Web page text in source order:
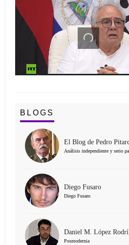
BLOGS
El Blog de Pedro
Análisis independiente y serio
Diego Fusaro
Diego Fusaro
Daniel M. López
Posmodernia